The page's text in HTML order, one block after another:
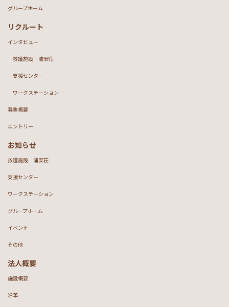
グループホーム
リクルート
インタビュー
救護施設 浦安荘
支援センター
ワークステーション
募集概要
エントリー
お知らせ
救護施設 浦安荘
支援センター
ワークステーション
グループホーム
イベント
その他
法人概要
施設概要
沿革